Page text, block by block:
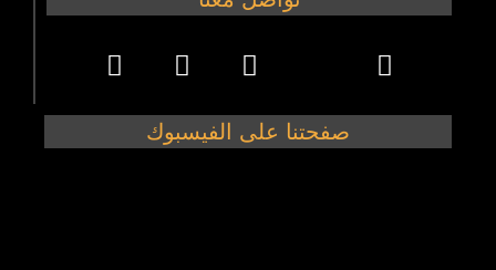
صفحتنا على الفيسبوك